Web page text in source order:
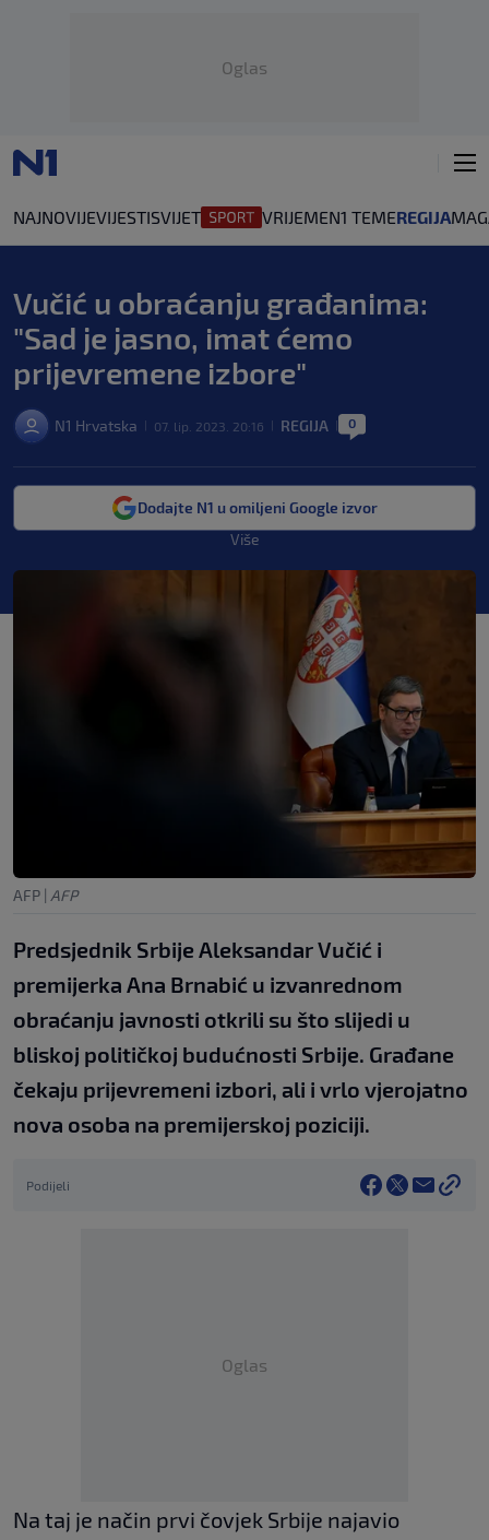
Oglas
NAJNOVIJEVIJESTISVIJET VRIJEMEN1 TEMEREGIJA
Vučić u obraćanju građanima:
"Sad je jasno, imat ćemo
prijevremene izbore"
N1 Hrvatska 07. lip. 2023. 20:16 REGIJA 0
Dodajte N1 u omiljeni Google izvor
Više
AFP | AFP
Predsjednik Srbije Aleksandar Vučić i
premijerka Ana Brnabić u izvanrednom
obraćanju javnosti otkrili su što slijedi u
bliskoj političkoj budućnosti Srbije. Građane
čekaju prijevremeni izbori, ali i vrlo vjerojatno
nova osoba na premijerskoj poziciji.
Podijeli
Oglas
Na taj je način prvi čovjek Srbije najavio